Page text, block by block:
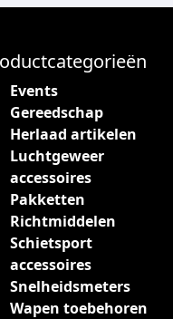
Events
Gereedschap
Herlaad artikelen
Luchtgeweer
accessoires
Pakketten
Richtmiddelen
Schietsport
accessoires
Snelheidsmeters
Wapen toebehoren